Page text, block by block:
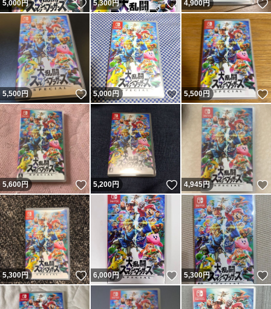
5,000円 いいね！
5,300円 いいね！
4,900円
5,500円 いいね！
5,000円 いいね！
5,500円
5,600円 いいね！
5,200円 いいね！
4,945円
5,300円 いいね！
6,000円 いいね！
5,300円